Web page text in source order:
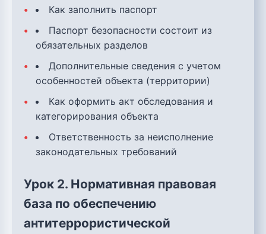
Как заполнить паспорт
Паспорт безопасности состоит из
обязательных разделов
Дополнительные сведения с учетом
особенностей объекта (территории)
Как оформить акт обследования и
категорирования объекта
Ответственность за неисполнение
законодательных требований
Урок 2. Нормативная правовая
база по обеспечению
антитеррористической